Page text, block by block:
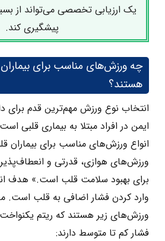
یک ارزیابی تخصصی می‌تواند از
پیشگیری کند.
چه ورزش‌های مناسب برای
هستند؟
انتخاب نوع ورزش مهم‌ترین قدم برای
ایمن در افراد مبتلا به بیماری قلبی
انواع ورزش‌های مناسب برای بیماران
ورزش‌های هوازی، قدرتی و
برای بهبود سلامت قلب است.» هدف
وارد کردن فشار اضافی به قلب است.
ورزش‌های زیر هستند که ریتم
فشار کم تا متوسط دارند: